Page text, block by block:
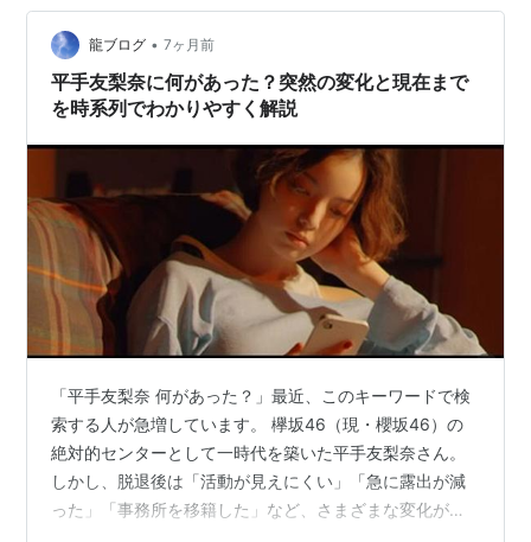
龍ブログ • 7ヶ月前
平手友梨奈に何があった？突然の変化と現在まで
を時系列でわかりやすく解説
「平手友梨奈 何があった？」最近、このキーワードで検
索する人が急増しています。 欅坂46（現・櫻坂46）の
絶対的センターとして一時代を築いた平手友梨奈さん。
しかし、脱退後は「活動が見えにくい」「急に露出が減
った」「事務所を移籍した」など、さまざまな変化があ